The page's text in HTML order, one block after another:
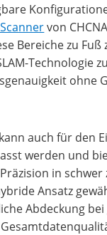
von
Bereiche zu Fuß
Technologie
ohne
auch für den
werden und
in schwer
Ansatz
Abdeckung